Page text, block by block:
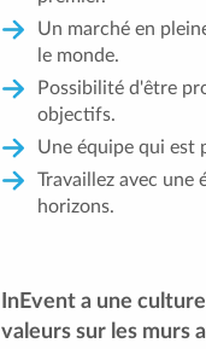
Un marché en
le monde.
Possibilité d'être
objectifs.
Une équipe qui est
Travaillez avec une
horizons.
InEvent a une
valeurs sur les murs